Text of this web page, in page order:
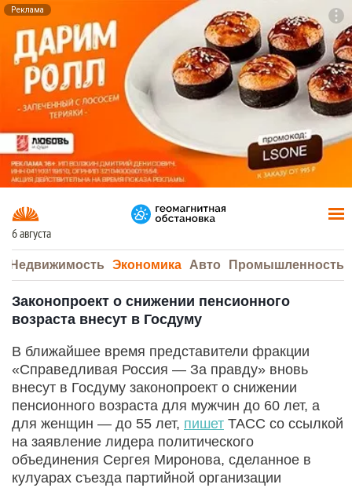
Реклама
6 августа
Недвижимость Экономика Авто Промышленность
Законопроект о снижении пенсионного
возраста внесут в Госдуму
В ближайшее время представители фракции
«Справедливая Россия — За правду» вновь
внесут в Госдуму законопроект о снижении
пенсионного возраста для мужчин до 60 лет, а
для женщин — до 55 лет, пишет ТАСС со ссылкой
на заявление лидера политического
объединения Сергея Миронова, сделанное в
кулуарах съезда партийной организации